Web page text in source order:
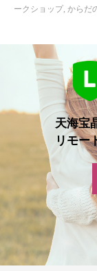
ークショップ からだ
天海宝
リモー